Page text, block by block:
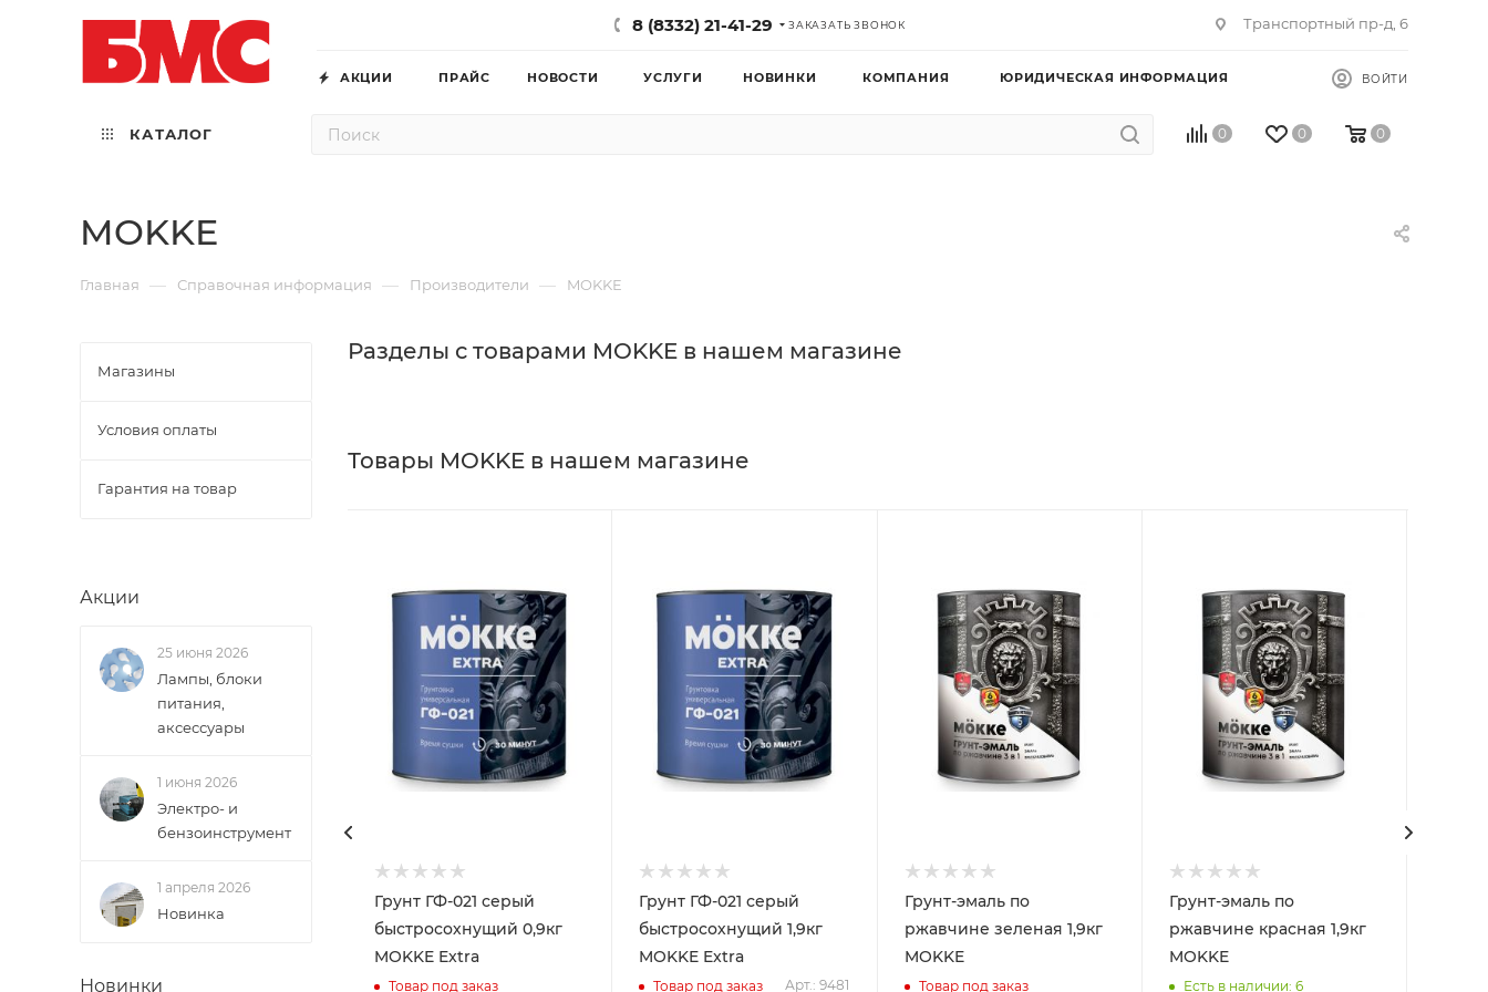
8 (8332) 21-41-29 ЗАКАЗАТЬ ЗВОНОК Транспортный пр-д, 6
АКЦИИ ПРАЙС НОВОСТИ УСЛУГИ НОВИНКИ КОМПАНИЯ ЮРИДИЧЕСКАЯ ИНФОРМАЦИЯ ВОЙТИ
КАТАЛОГ 0 0 0
MOKKE
Главная — Справочная информация — Производители — MOKKE
Разделы с товарами MOKKE в нашем магазине
Товары MOKKE в нашем магазине
Грунт ГФ-021 серый
быстросохнущий 0,9кг
MOKKE Extra
Товар под заказ
Грунт ГФ-021 серый
быстросохнущий 1,9кг
MOKKE Extra
Товар под заказ Арт.: 9481
Грунт-эмаль по
ржавчине зеленая 1,9кг
MOKKE
Товар под заказ
Грунт-эмаль по
ржавчине красная 1,9кг
MOKKE
Есть в наличии: 6
Магазины
Условия оплаты
Гарантия на товар
Акции
25 июня 2026
Лампы, блоки
питания,
аксессуары
1 июня 2026
Электро- и
бензоинструмент
1 апреля 2026
Новинка
Новинки